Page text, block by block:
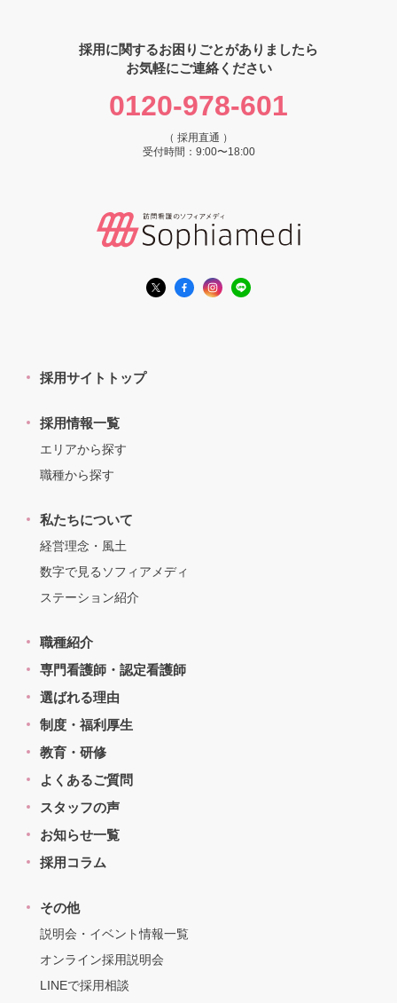
採用に関するお困りごとがありましたら
お気軽にご連絡ください
0120-978-601
（ 採用直通 ）
受付時間：9:00〜18:00
採用サイトトップ
採用情報一覧
エリアから探す
職種から探す
私たちについて
経営理念・風土
数字で見るソフィアメディ
ステーション紹介
職種紹介
専門看護師・認定看護師
選ばれる理由
制度・福利厚生
教育・研修
よくあるご質問
スタッフの声
お知らせ一覧
採用コラム
その他
説明会・イベント情報一覧
オンライン採用説明会
LINEで採用相談